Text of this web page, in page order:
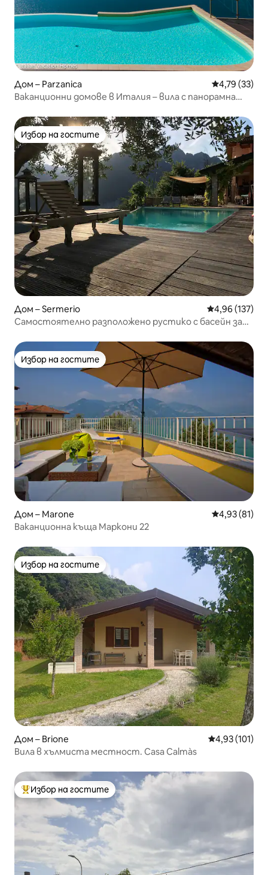
Дом – Parzanica Средна
4,79 (33)
Ваканционни домове в Италия – вила с панорамна
Избор на гостите
Избор на гостите
Дом – Sermerio Средна
4,96 (137)
Самостоятелно разположено рустико с басейн за
Избор на гостите
Избор на гостите
Дом – Marone Средна
4,93 (81)
Ваканционна къща Маркони 22
Избор на гостите
Избор на гостите
Дом – Brione Средна
4,93 (101)
Вила в хълмиста местност. Casa Calmàs
Най-популярен избор на гостите
Избор на гостите